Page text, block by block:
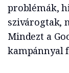
problémák,
szivárogtak,
Mindezt a
kampánnyal